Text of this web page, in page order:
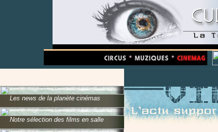
Les news de la planète cinémas
Notre sélection des films en salle